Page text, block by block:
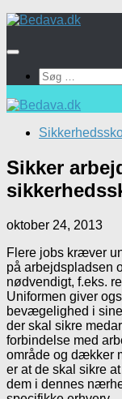
Skip
content
Søg
efter:
Sikker
oktober 24, 2013
Flere jobs kræver
på arbejdspladsen
nødvendigt, f.eks.
Uniformen giver
bevægelighed i
der skal sikre
forbindelse med
område og dækker
er at de skal sikre
dem i dennes